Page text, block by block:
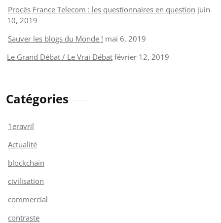
Procès France Telecom : les questionnaires en question juin
10, 2019
Sauver les blogs du Monde ! mai 6, 2019
Le Grand Débat / Le Vrai Débat février 12, 2019
Catégories
1eravril
Actualité
blockchain
civilisation
commercial
contraste